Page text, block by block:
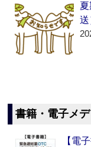
書籍・電子メ
【電